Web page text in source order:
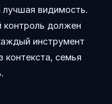
лучшая видимость.
контроль должен
инструмент
контекста, семья